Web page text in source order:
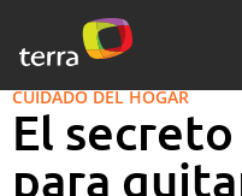
CUIDADO DEL HOGAR
El
para